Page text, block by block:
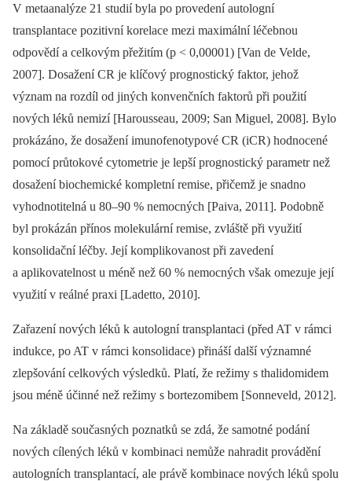
V metaanalýze 21 studií byla po provedení autologní
transplantace pozitivní korelace mezi maximální léčebnou
odpovědí a celkovým přežitím (p < 0,00001) [Van de Velde,
2007]. Dosažení CR je klíčový prognostický faktor, jehož
význam na rozdíl od jiných konvenčních faktorů při použití
nových léků nemizí [Harousseau, 2009; San Miguel, 2008]. Bylo
prokázáno, že dosažení imunofenotypové CR (iCR) hodnocené
pomocí průtokové cytometrie je lepší prognostický parametr než
dosažení biochemické kompletní remise, přičemž je snadno
vyhodnotitelná u 80–90 % nemocných [Paiva, 2011]. Podobně
byl prokázán přínos molekulární remise, zvláště při využití
konsolidační léčby. Její komplikovanost při zavedení
a aplikovatelnost u méně než 60 % nemocných však omezuje její
využití v reálné praxi [Ladetto, 2010].
Zařazení nových léků k autologní transplantaci (před AT v rámci
indukce, po AT v rámci konsolidace) přináší další významné
zlepšování celkových výsledků. Platí, že režimy s thalidomidem
jsou méně účinné než režimy s bortezomibem [Sonneveld, 2012].
Na základě současných poznatků se zdá, že samotné podání
nových cílených léků v kombinaci nemůže nahradit provádění
autologních transplantací, ale právě kombinace nových léků spolu